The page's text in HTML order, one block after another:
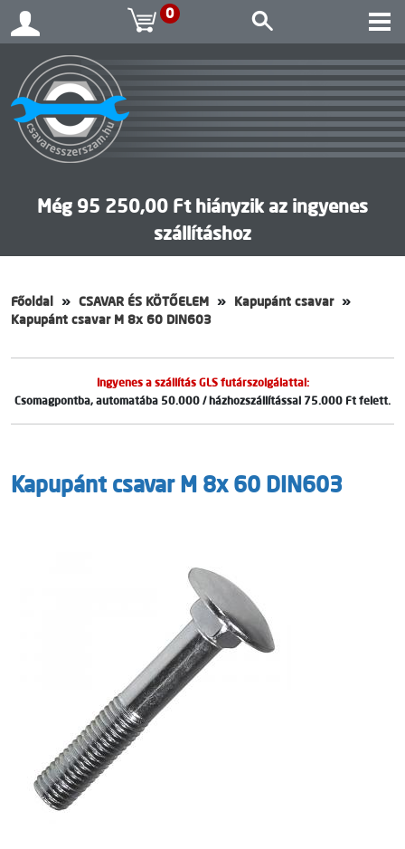
0
Még 95 250,00 Ft hiányzik az ingyenes
szállításhoz
Főoldal CSAVAR ÉS KÖTŐELEM
Kapupánt csavar
Kapupánt csavar M 8x 60 DIN603
Ingyenes a szállítás GLS futárszolgálattal:
Csomagpontba, automatába 50.000 / házhozszállítással 75.000 Ft felett.
Kapupánt csavar M 8x 60 DIN603